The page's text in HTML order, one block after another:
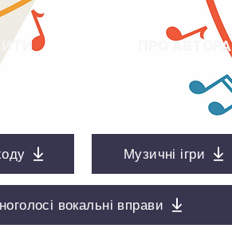
ПРО АВТОРА
Музичні ігри
вокальні вправи